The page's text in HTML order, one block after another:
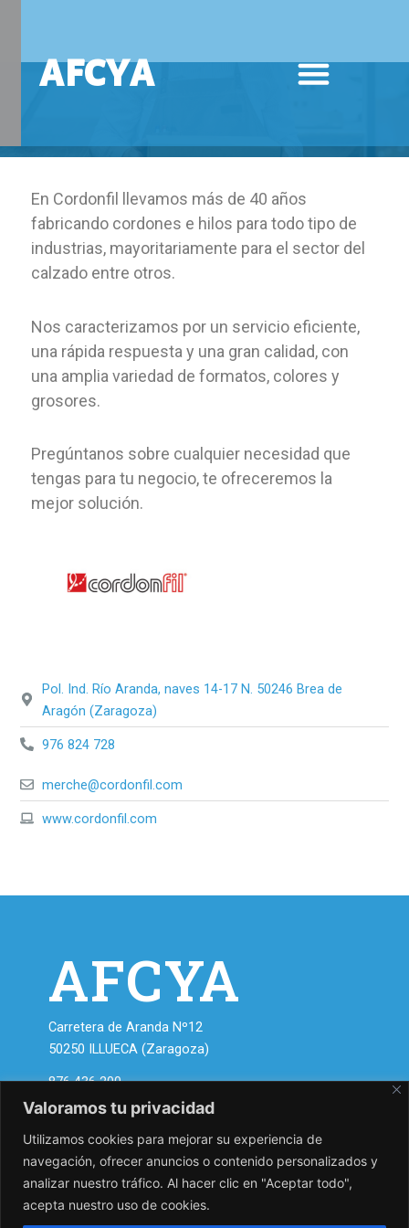
Valoramos tu privacidad
Utilizamos cookies para mejorar su experiencia de
navegación, ofrecer anuncios o contenido personalizados y
analizar nuestro tráfico. Al hacer clic en "Aceptar todo",
acepta nuestro uso de cookies.
AFCYA Menú
Pol. Ind. Río Aranda, naves 14-17 N. 50246 Brea de
Aragón (Zaragoza)
976 824 728
merche@cordonfil.com
www.cordonfil.com
En Cordonfil llevamos más de 40 años
fabricando cordones e hilos para todo tipo de
industrias, mayoritariamente para el sector del
calzado entre otros.
Nos caracterizamos por un servicio eficiente,
una rápida respuesta y una gran calidad, con
una amplia variedad de formatos, colores y
grosores.
Pregúntanos sobre cualquier necesidad que
tengas para tu negocio, te ofreceremos la
mejor solución.
AFCYA
Carretera de Aranda Nº12
50250 ILLUECA (Zaragoza)
876 436 200.
asociacion@zapatosdearagon.com
Asóciate a AFCYA y disfruta
de nuestras ventajas.